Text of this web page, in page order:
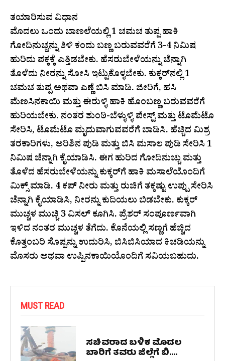
ತಯಾರಿಸುವ ವಿಧಾನ
ಮೊದಲು ಒಂದು ಬಾಣಲೆಯಲ್ಲಿ 1 ಚಮಚ ತುಪ್ಪ ಹಾಕಿ
ಗೋದಿನುಚ್ಚನ್ನು ತಿಳಿ ಕಂದು ಬಣ್ಣ ಬರುವವರೆಗೆ 3-4 ನಿಮಿಷ
ಹುರಿದು ಪಕ್ಕಕ್ಕೆ ಎತ್ತಿಡಬೇಕು. ಹೆಸರುಬೇಳೆಯನ್ನು ಚೆನ್ನಾಗಿ
ತೊಳೆದು ನೀರನ್ನು ಸೋಸಿ ಇಟ್ಟುಕೊಳ್ಳಬೇಕು. ಕುಕ್ಕರ್‌ನಲ್ಲಿ 1
ಚಮಚ ತುಪ್ಪ ಅಥವಾ ಎಣ್ಣೆ ಬಿಸಿ ಮಾಡಿ. ಜೀರಿಗೆ, ಹಸಿ
ಮೆಣಸಿನಕಾಯಿ ಮತ್ತು ಈರುಳ್ಳಿ ಹಾಕಿ ಹೊಂಬಣ್ಣ ಬರುವವರೆಗೆ
ಹುರಿಯಬೇಕು. ನಂತರ ಶುಂಠಿ-ಬೆಳ್ಳುಳ್ಳಿ ಪೇಸ್ಟ್ ಮತ್ತು ಟೊಮೆಟೊ
ಸೇರಿಸಿ, ಟೊಮೆಟೊ ಮೃದುವಾಗುವವರೆಗೆ ಬಾಡಿಸಿ. ಹೆಚ್ಚಿದ ಮಿಶ್ರ
ತರಕಾರಿಗಳು, ಅರಿಶಿನ ಪುಡಿ ಮತ್ತು ಬಿಸಿ ಮಸಾಲ ಪುಡಿ ಸೇರಿಸಿ 1
ನಿಮಿಷ ಚೆನ್ನಾಗಿ ಕೈಯಾಡಿಸಿ. ಈಗ ಹುರಿದ ಗೋದಿನುಚ್ಚು ಮತ್ತು
ತೊಳೆದ ಹೆಸರುಬೇಳೆಯನ್ನು ಕುಕ್ಕರ್‌ಗೆ ಹಾಕಿ ಮಸಾಲೆಯೊಂದಿಗೆ
ಮಿಕ್ಸ್ ಮಾಡಿ. 4 ಕಪ್ ನೀರು ಮತ್ತು ರುಚಿಗೆ ತಕ್ಕಷ್ಟು ಉಪ್ಪು ಸೇರಿಸಿ
ಚೆನ್ನಾಗಿ ಕೈಯಾಡಿಸಿ, ನೀರನ್ನು ಕುದಿಯಲು ಬಿಡಬೇಕು. ಕುಕ್ಕರ್
ಮುಚ್ಚಳ ಮುಚ್ಚಿ 3 ವಿಸಲ್ ಕೂಗಿಸಿ. ಪ್ರೆಶರ್ ಸಂಪೂರ್ಣವಾಗಿ
ಇಳಿದ ನಂತರ ಮುಚ್ಚಳ ತೆಗೆದು. ಕೊನೆಯಲ್ಲಿ ಸಣ್ಣಗೆ ಹೆಚ್ಚಿದ
ಕೊತ್ತಂಬರಿ ಸೊಪ್ಪನ್ನು ಉದುರಿಸಿ, ಬಿಸಿಬಿಸಿಯಾದ ಕಿಚಡಿಯನ್ನು
ಮೊಸರು ಅಥವಾ ಉಪ್ಪಿನಕಾಯಿಯೊಂದಿಗೆ ಸವಿಯಬಹುದು.
MUST READ
ಸಚಿವರಾದ ಬಳಿಕ ಮೊದಲ
ಬಾರಿಗೆ ತವರು ಜಿಲ್ಲೆಗೆ ಬಿ....